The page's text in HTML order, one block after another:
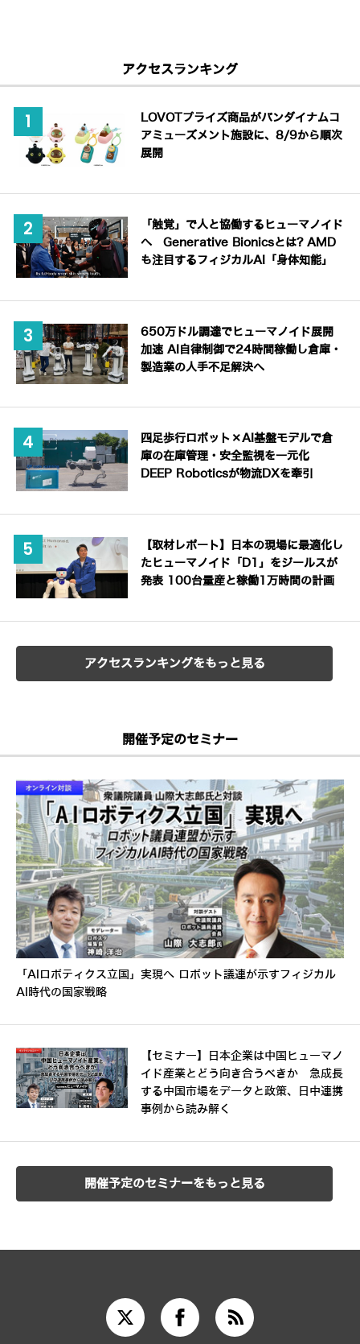
アクセスランキング
LOVOTプライズ商品がバンダイナムコ
アミューズメント施設に、8/9から順次
展開
「触覚」で人と協働するヒューマノイド
へ Generative Bionicsとは? AMD
も注目するフィジカルAI「身体知能」
650万ドル調達でヒューマノイド展開
加速 AI自律制御で24時間稼働し倉庫・
製造業の人手不足解決へ
四足歩行ロボット×AI基盤モデルで倉
庫の在庫管理・安全監視を一元化
DEEP Roboticsが物流DXを牽引
【取材レポート】日本の現場に最適化し
たヒューマノイド「D1」をジールスが
発表 100台量産と稼働1万時間の計画
アクセスランキングをもっと見る
開催予定のセミナー
「AIロボティクス立国」実現へ ロボット議連が示すフィジカル
AI時代の国家戦略
【セミナー】日本企業は中国ヒューマノ
イド産業とどう向き合うべきか 急成長
する中国市場をデータと政策、日中連携
事例から読み解く
開催予定のセミナーをもっと見る